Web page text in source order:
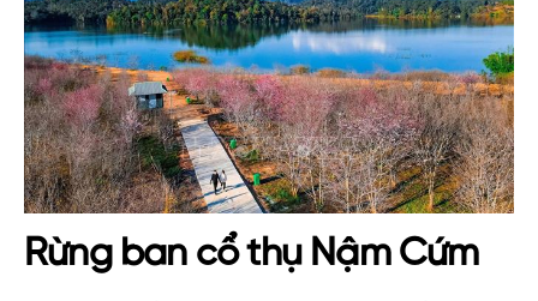
Rừng ban cổ thụ Nậm Cứm